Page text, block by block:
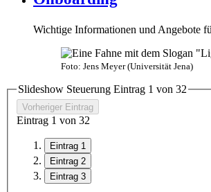
Wichtige Informationen und Angebote
Foto: Jens Meyer (Universität Jena)
Slideshow Steuerung Eintrag 1 von 32
Vorheriger Eintrag
Eintrag 1 von 32
Eintrag 1
Eintrag 2
Eintrag 3